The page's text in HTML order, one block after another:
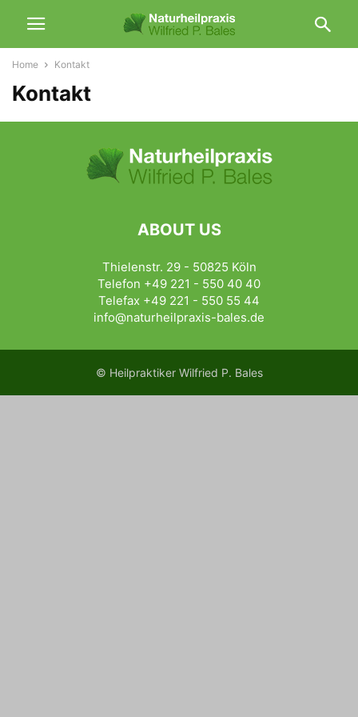
Home Kontakt
Kontakt
ABOUT US
Thielenstr. 29 - 50825 Köln
Telefon +49 221 - 550 40 40
Telefax +49 221 - 550 55 44
info@naturheilpraxis-bales.de
© Heilpraktiker Wilfried P. Bales